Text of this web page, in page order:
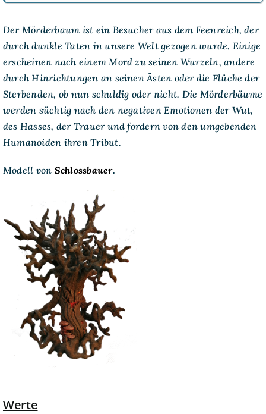
Der Mörderbaum ist ein Besucher aus dem Feenreich, der
durch dunkle Taten in unsere Welt gezogen wurde. Einige
erscheinen nach einem Mord zu seinen Wurzeln, andere
durch Hinrichtungen an seinen Ästen oder die Flüche der
Sterbenden, ob nun schuldig oder nicht. Die Mörderbäume
werden süchtig nach den negativen Emotionen der Wut,
des Hasses, der Trauer und fordern von den umgebenden
Humanoiden ihren Tribut.
Modell von Schlossbauer.
Werte